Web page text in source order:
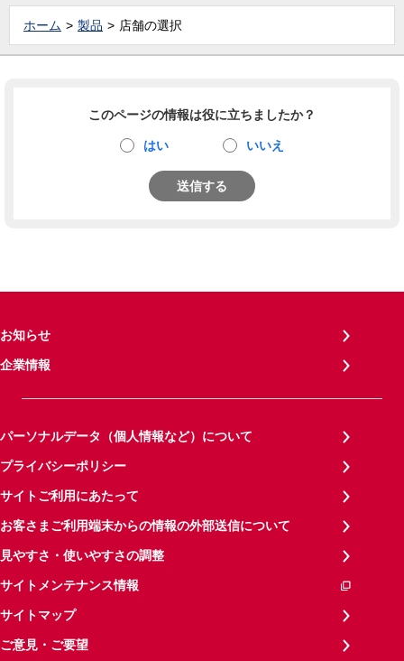
ホーム 製品 店舗の選択
このページの情報は役に立ちましたか？
はい いいえ
送信する
お知らせ
企業情報
パーソナルデータ（個人情報など）について
プライバシーポリシー
サイトご利用にあたって
お客さまご利用端末からの情報の外部送信について
見やすさ・使いやすさの調整
サイトメンテナンス情報
サイトマップ
ご意見・ご要望